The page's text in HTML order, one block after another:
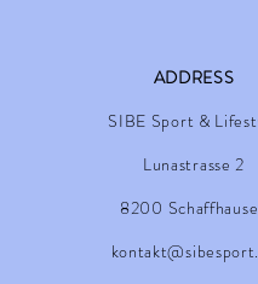
ADDRESS
SIBE Sport &
Lunastrasse 2
8200